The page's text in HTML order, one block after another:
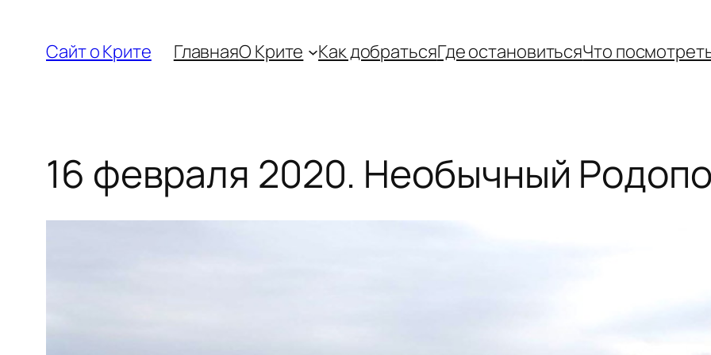
содержимому
Сайт о Крите ГлавнаяО Крите Как добратьсяГде остановитьсяЧто
16 февраля 2020. Необычный